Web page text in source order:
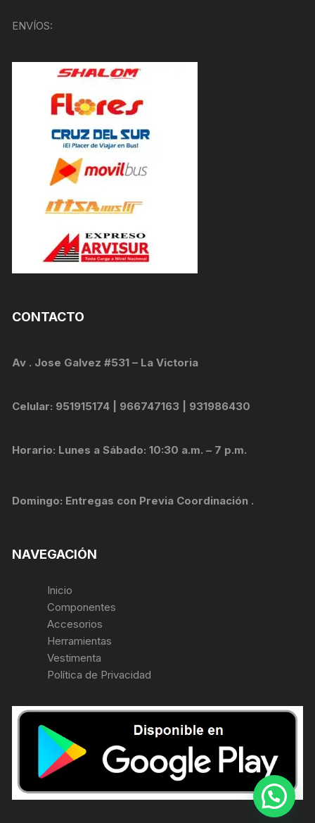
ENVÍOS:
CONTACTO
Av . Jose Galvez #531 – La Victoria
Celular: 951915174 | 966747163 | 931986430
Horario: Lunes a Sábado: 10:30 a.m. – 7 p.m.
Domingo: Entregas con Previa Coordinación .
NAVEGACIÓN
Inicio
Componentes
Accesorios
Herramientas
Vestimenta
Política de Privacidad